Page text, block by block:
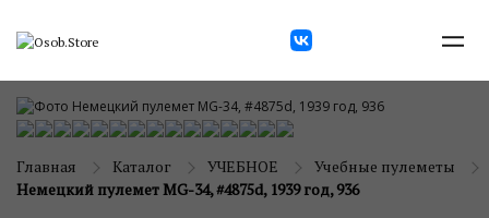
Главная Каталог УЧЕБНОЕ
Учебные пулеметы
Немецкий пулемет MG-34, #4875d, 1939 год, 936